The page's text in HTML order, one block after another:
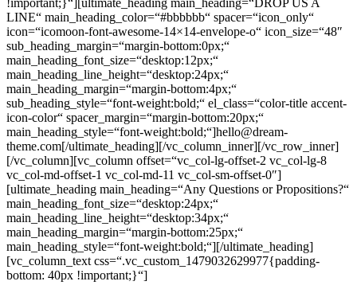
LINE“ main_heading_color=“#bbbbbb“ spacer=“icon_only“
icon=“icomoon-font-awesome-14×14-envelope-o“ icon_size=“48″
sub_heading_margin=“margin-bottom:0px;“
main_heading_font_size=“desktop:12px;“
main_heading_line_height=“desktop:24px;“
main_heading_margin=“margin-bottom:4px;“
sub_heading_style=“font-weight:bold;“ el_class=“color-title accent-
icon-color“ spacer_margin=“margin-bottom:20px;“
main_heading_style=“font-weight:bold;“]hello@dream-
theme.com[/ultimate_heading][/vc_column_inner][/vc_row_inner]
[/vc_column][vc_column offset=“vc_col-lg-offset-2 vc_col-lg-8
vc_col-md-offset-1 vc_col-md-11 vc_col-sm-offset-0″]
[ultimate_heading main_heading=“Any Questions or Propositions?“
main_heading_font_size=“desktop:24px;“
main_heading_line_height=“desktop:34px;“
main_heading_margin=“margin-bottom:25px;“
main_heading_style=“font-weight:bold;“][/ultimate_heading]
[vc_column_text css=“.vc_custom_1479032629977{padding-
bottom: 40px !important;}“]